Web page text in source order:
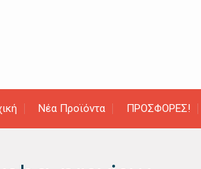
Νέα Προϊόντα ΠΡΟΣΦΟΡΕΣ!